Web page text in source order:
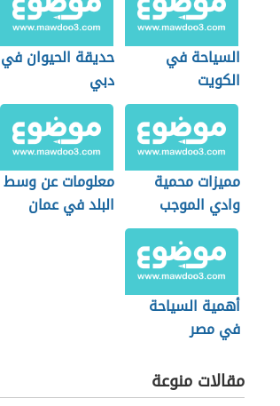
السياحة في
الكويت
حديقة الحيوان في
دبي
مميزات محمية
وادي الموجب
معلومات عن وسط
البلد في عمان
أهمية السياحة
في مصر
مقالات منوعة